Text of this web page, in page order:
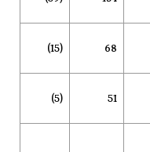
68
(15)
51
(5)